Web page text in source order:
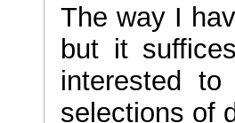
The way I
but it
interested
selections of